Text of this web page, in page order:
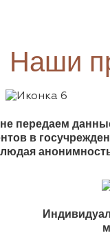
Наши
передаем
в